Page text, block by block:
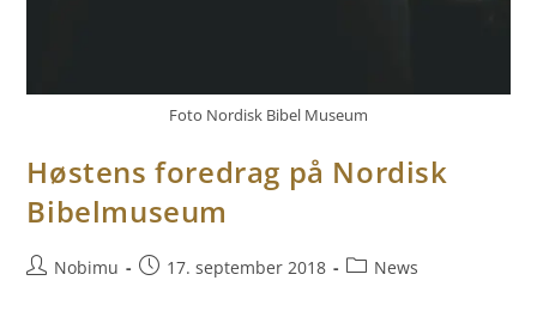
Foto Nordisk Bibel Museum
Høstens foredrag på Nordisk
Bibelmuseum
Nobimu 17. september 2018 News